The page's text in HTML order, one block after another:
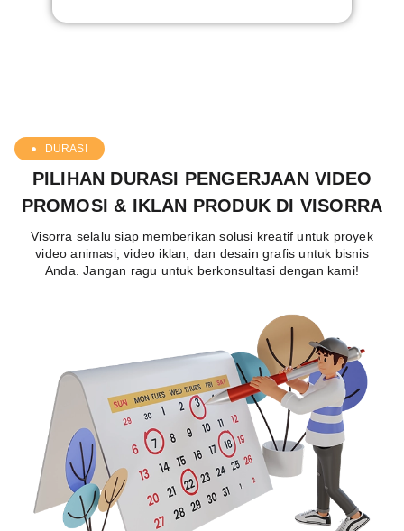
DURASI
PILIHAN DURASI PENGERJAAN VIDEO
PROMOSI & IKLAN PRODUK DI VISORRA
Visorra selalu siap memberikan solusi kreatif untuk proyek
video animasi, video iklan, dan desain grafis untuk bisnis
Anda. Jangan ragu untuk berkonsultasi dengan kami!